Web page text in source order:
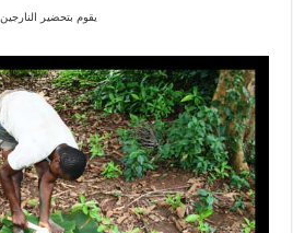
يقوم بتحضير النارجين